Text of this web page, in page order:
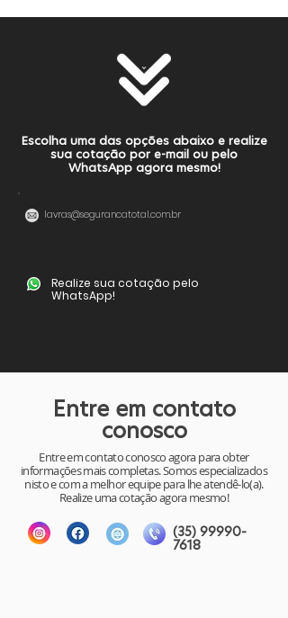
Escolha uma das opções abaixo e realize
sua cotação por e-mail ou pelo
WhatsApp agora mesmo!
lavras@segurancatotal.com.br
Realize sua cotação pelo
WhatsApp!
Entre em contato
conosco
Entre em contato conosco agora para obter
informações mais completas. Somos especializados
nisto e com a melhor equipe para lhe atendê-lo(a).
Realize uma cotação agora mesmo!
(35) 99990-
7618